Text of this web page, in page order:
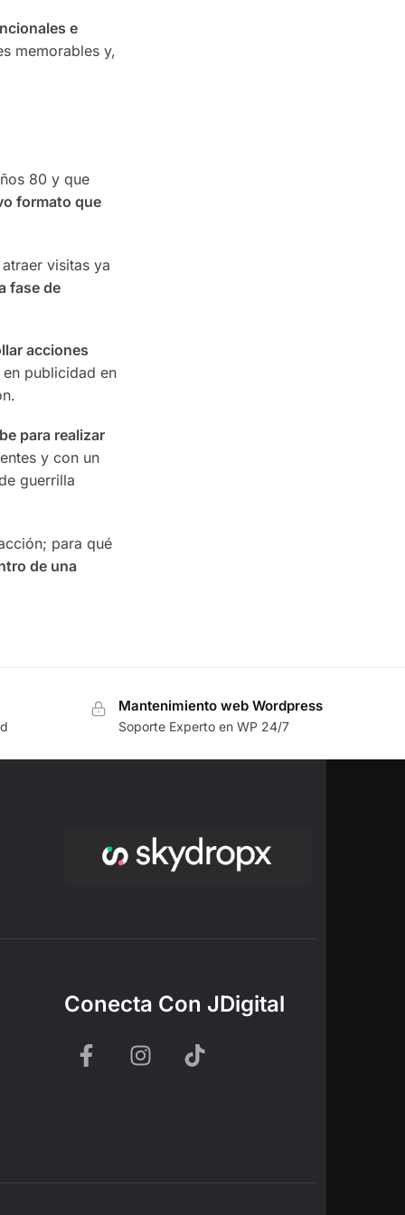
e
memorables y,
80 y que
formato que
visitas ya
fase de
acciones
publicidad en
para realizar
y con un
guerrilla
para qué
de una
Mantenimiento web Wordpress
Soporte Experto en WP 24/7
Conecta Con JDigital